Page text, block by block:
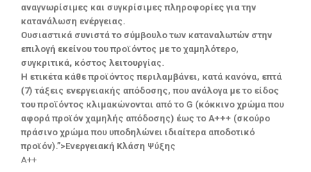
αναγνωρίσιμες και συγκρίσιμες πληροφορίες για την
κατανάλωση ενέργειας.
Ουσιαστικά συνιστά το σύμβουλο των καταναλωτών στην
επιλογή εκείνου του προϊόντος με το χαμηλότερο,
συγκριτικά, κόστος λειτουργίας.
Η ετικέτα κάθε προϊόντος περιλαμβάνει, κατά κανόνα, επτά
(7) τάξεις ενεργειακής απόδοσης, που ανάλογα με το είδος
του προϊόντος κλιμακώνονται από το G (κόκκινο χρώμα που
αφορά προϊόν χαμηλής απόδοσης) έως το Α+++ (σκούρο
πράσινο χρώμα που υποδηλώνει ιδιαίτερα αποδοτικό
προϊόν).”>Ενεργειακή Κλάση Ψύξης
A++